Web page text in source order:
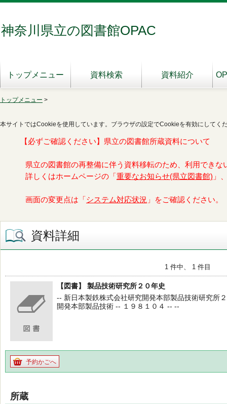
神奈川県立の図書館OPAC
トップメニュー 資料検索 資料紹介
トップメニュー >
本サイトではCookieを使用しています。ブラウザの設定でCookieを有効にしてく
【必ずご確認ください】県立の図書館所蔵資料について
県立の図書館の再整備に伴う資料移転のため、利用できな
詳しくはホームページの「 重要なお知らせ(県立図書館) 」
画面の変更点は「 システム対応状況 」をご確認ください。
資料詳細
1 件中、 1 件目
【図書】 製品技術研究所２０年史
-- 新日本製鉄株式会社研究開発本部製品技術研究所
開発本部製品技術 -- １９８１０４ -- --
予約かごへ
所蔵